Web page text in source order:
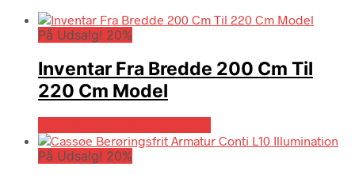
På Udsalg! 20%
Inventar Fra Bredde 200 Cm Til
220 Cm Model
På Udsalg! 20%